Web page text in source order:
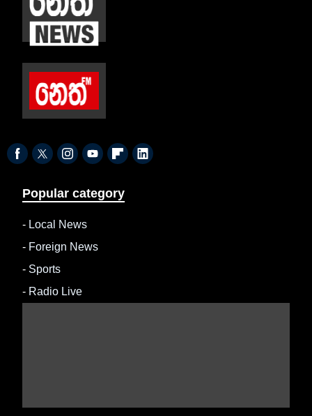
Popular category
- Local News
- Foreign News
- Sports
- Radio Live